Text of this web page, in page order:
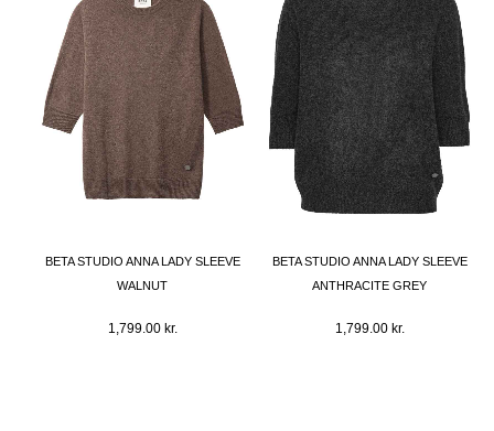
BETA STUDIO ANNA LADY SLEEVE
WALNUT
1,799.00 kr.
BETA STUDIO ANNA LADY SLEEVE
ANTHRACITE GREY
1,799.00 kr.